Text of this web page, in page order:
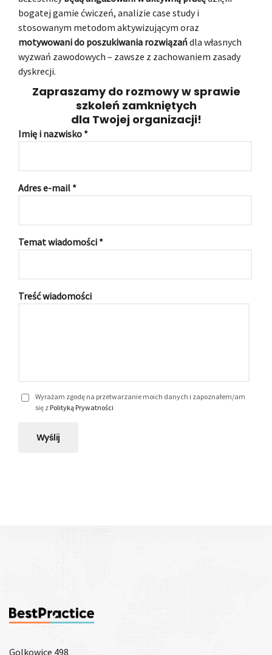
bogatej gamie ćwiczeń, analizie case study i
stosowanym metodom aktywizującym oraz
motywowani do poszukiwania rozwiązańdla własnych
wyzwań zawodowych – zawsze z zachowaniem zasady
dyskrecji.
Zapraszamy do rozmowy w sprawie
szkoleń zamkniętych
dla Twojej organizacji!
Imię i nazwisko *
Adres e-mail *
Temat wiadomości *
Treść wiadomości
Wyrażam zgodę na przetwarzanie moich danych i zapoznałem/am
się z Polityką Prywatności
Golkowice 498